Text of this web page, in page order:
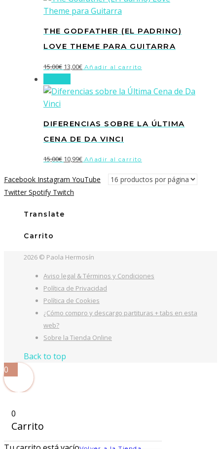
THE GODFATHER (EL PADRINO)
LOVE THEME PARA GUITARRA
15,00€ El
original
13,00€El
actual
Añadir al carrito
DIFERENCIAS SOBRE LA ÚLTIMA
CENA DE DA VINCI
15,00€ El
original
era:
10,99€El
actual
Añadir al carrito
Facebook Instagram YouTube
Twitter Spotify Twitch
Translate
Carrito
2026 © Paola Hermosín
Aviso legal & Términos y Condiciones
Política de Privacidad
Política de Cookies
¿Cómo compro y descargo partituras + tabs en esta
web?
Sobre la Tienda Online
Back to top
0
0
Carrito